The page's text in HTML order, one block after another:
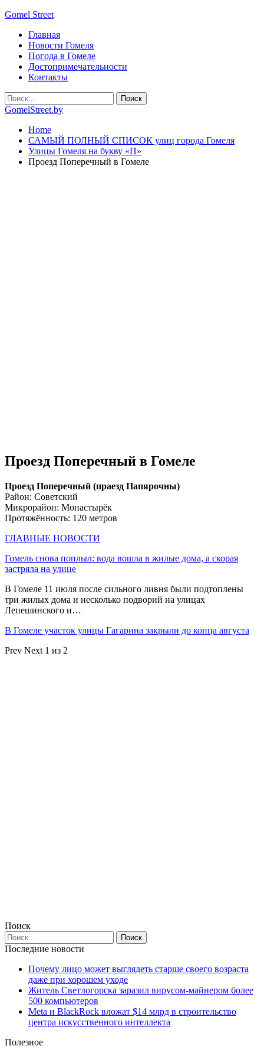
Gomel Street
Главная
Новости Гомеля
Погода в Гомеле
Достопримечательности
Контакты
GomelStreet.by
Home
САМЫЙ ПОЛНЫЙ СПИСОК улиц города Гомеля
Улицы Гомеля на букву «П»
Проезд Поперечный в Гомеле
Проезд Поперечный в Гомеле
Проезд Поперечный (праезд Папярочны)
Район: Советский
Микрорайон: Монастырёк
Протяжённость: 120 метров
ГЛАВНЫЕ НОВОСТИ
Гомель снова поплыл: вода вошла в жилые дома, а скорая
застряла на улице
В Гомеле 11 июля после сильного ливня были подтоплены
три жилых дома и несколько подворий на улицах
Лепешинского и…
В Гомеле участок улицы Гагарина закрыли до конца августа
Prev Next 1 из 2
Поиск
Последние новости
Почему лицо может выглядеть старше своего возраста
даже при хорошем уходе
Житель Светлогорска заразил вирусом-майнером более
500 компьютеров
Meta и BlackRock вложат $14 млрд в строительство
центра искусственного интеллекта
Полезное